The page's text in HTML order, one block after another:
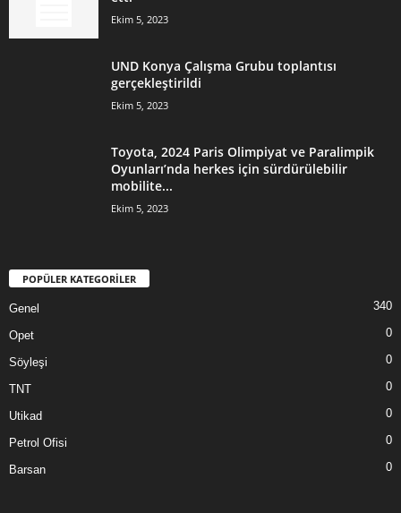
Ekim 5, 2023
UND Konya Çalışma Grubu toplantısı
gerçekleştirildi
Ekim 5, 2023
Toyota, 2024 Paris Olimpiyat ve Paralimpik
Oyunları’nda herkes için sürdürülebilir
mobilite...
Ekim 5, 2023
POPÜLER KATEGORİLER
Genel 340
Opet 0
Söyleşi 0
TNT 0
Utikad 0
Petrol Ofisi 0
Barsan 0